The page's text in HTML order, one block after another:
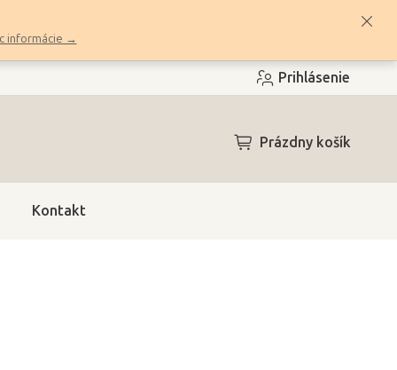
informácie →
Prihlásenie
NÁKUPNÝ
Prázdny košík
Kontakt